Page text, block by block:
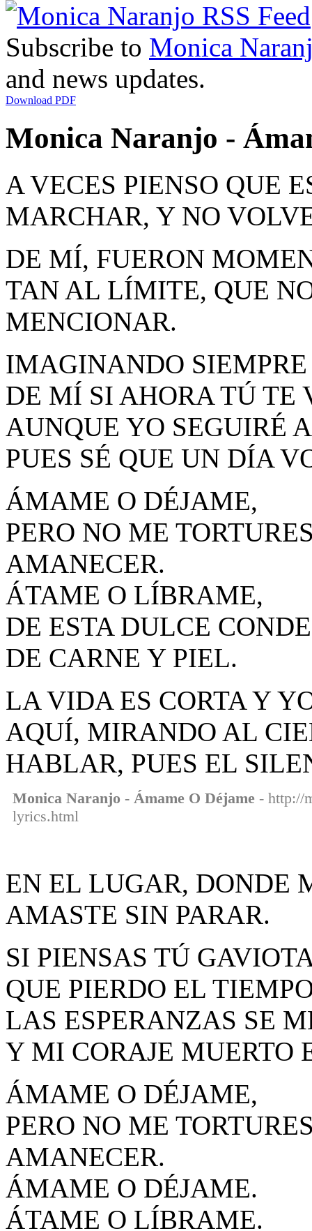
Subscribe to Monica
and news updates.
Download PDF
Monica Naranjo -
A VECES PIENSO QUE
MARCHAR, Y NO
DE MÍ, FUERON
TAN AL LÍMITE, QUE
MENCIONAR.
IMAGINANDO
DE MÍ SI AHORA TÚ TE
AUNQUE YO SEGUIRÉ
PUES SÉ QUE UN DÍA
ÁMAME O DÉJAME,
PERO NO ME
AMANECER.
ÁTAME O LÍBRAME,
DE ESTA DULCE
DE CARNE Y PIEL.
LA VIDA ES CORTA Y
AQUÍ, MIRANDO AL
HABLAR, PUES EL
Monica Naranjo - Ámame O Déjame - http://
lyrics.html
EN EL LUGAR, DONDE
AMASTE SIN PARAR.
SI PIENSAS TÚ
QUE PIERDO EL
LAS ESPERANZAS SE
Y MI CORAJE MUERTO
ÁMAME O DÉJAME,
PERO NO ME
AMANECER.
ÁMAME O DÉJAME.
ÁTAME O LÍBRAME.